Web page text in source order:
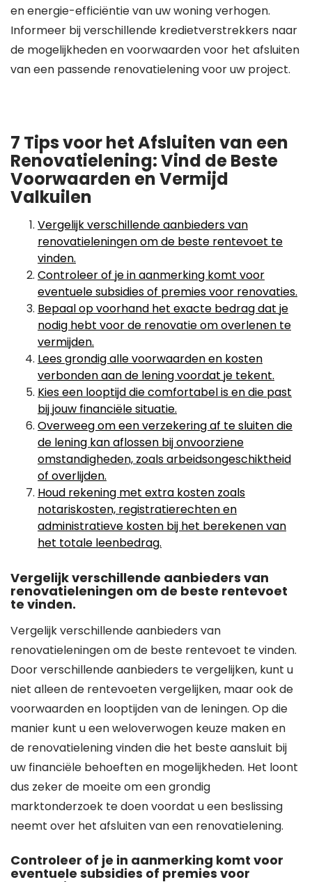
en energie-efficiëntie van uw woning verhogen.
Informeer bij verschillende kredietverstrekkers naar
de mogelijkheden en voorwaarden voor het afsluiten
van een passende renovatielening voor uw project.
7 Tips voor het Afsluiten van een
Renovatielening: Vind de Beste
Voorwaarden en Vermijd
Valkuilen
Vergelijk verschillende aanbieders van
renovatieleningen om de beste rentevoet te
vinden.
Controleer of je in aanmerking komt voor
eventuele subsidies of premies voor renovaties.
Bepaal op voorhand het exacte bedrag dat je
nodig hebt voor de renovatie om overlenen te
vermijden.
Lees grondig alle voorwaarden en kosten
verbonden aan de lening voordat je tekent.
Kies een looptijd die comfortabel is en die past
bij jouw financiële situatie.
Overweeg om een verzekering af te sluiten die
de lening kan aflossen bij onvoorziene
omstandigheden, zoals arbeidsongeschiktheid
of overlijden.
Houd rekening met extra kosten zoals
notariskosten, registratierechten en
administratieve kosten bij het berekenen van
het totale leenbedrag.
Vergelijk verschillende aanbieders van
renovatieleningen om de beste rentevoet
te vinden.
Vergelijk verschillende aanbieders van
renovatieleningen om de beste rentevoet te vinden.
Door verschillende aanbieders te vergelijken, kunt u
niet alleen de rentevoeten vergelijken, maar ook de
voorwaarden en looptijden van de leningen. Op die
manier kunt u een weloverwogen keuze maken en
de renovatielening vinden die het beste aansluit bij
uw financiële behoeften en mogelijkheden. Het loont
dus zeker de moeite om een grondig
marktonderzoek te doen voordat u een beslissing
neemt over het afsluiten van een renovatielening.
Controleer of je in aanmerking komt voor
eventuele subsidies of premies voor